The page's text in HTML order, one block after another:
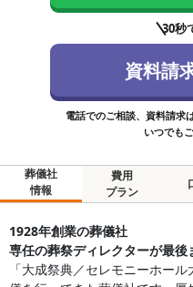
30秒
資料請
電話でのご相談、資料請求
いつでも
葬儀社
情報
費用
プラン
1928年創業の葬儀社
専任の葬祭ディレクターが最後
「大成祭典／セレモニーホー